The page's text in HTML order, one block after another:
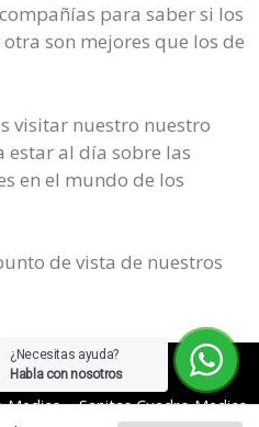
¿Necesitas ayuda?
Habla con nosotros
para saber si los
son mejores que los de
visitar nuestro nuestro
al día sobre las
en el mundo de los
de vista de nuestros
Medico»Sanitas Cuadro Medico